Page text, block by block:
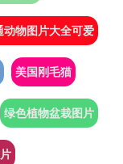
动物图片大全可爱
美国刚毛猫
绿色植物盆栽图片